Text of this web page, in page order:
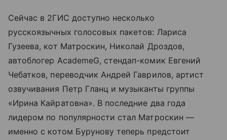
Сейчас в 2ГИС доступно несколько
русскоязычных голосовых пакетов: Лариса
Гузеева, кот Матроскин, Николай Дроздов,
автоблогер AcademeG, стендап-комик Евгений
Чебатков, переводчик Андрей Гаврилов, артист
озвучивания Петр Гланц и музыканты группы
«Ирина Кайратовна». В последние два года
лидером по популярности стал Матроскин —
именно с котом Бурунову теперь предстоит